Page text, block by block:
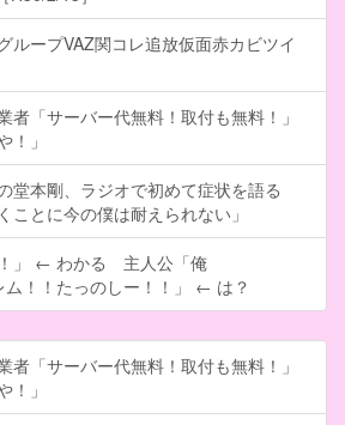
ループVAZ関コレ追放仮面赤カビツイ
者「サーバー代無料！取付も無料！」
！」
堂本剛、ラジオで初めて症状を語る
ことに今の僕は耐えられない」
」 ← わかる 主人公「俺
ム！！たっのしー！！」 ← は？
者「サーバー代無料！取付も無料！」
！」